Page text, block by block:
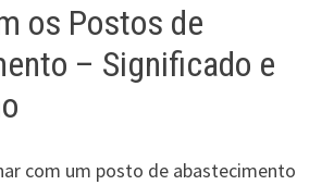
os Postos de
– Significado e
com um posto de abastecimento